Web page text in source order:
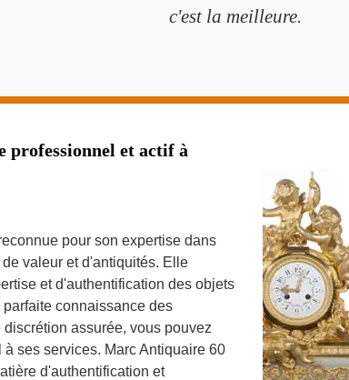
c'est la meilleure.
professionnel et actif à
pour son expertise dans
valeur et d'antiquités. Elle
et d'authentification des objets
connaissance des
assurée, vous pouvez
ses services. Marc Antiquaire 60
d'authentification et